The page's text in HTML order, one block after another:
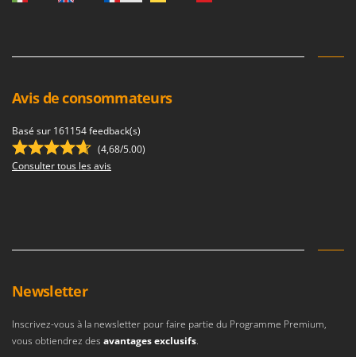
Avis de consommateurs
Basé sur 161154 feedback(s)
(4,68/5.00)
Consulter tous les avis
Newsletter
Inscrivez-vous à la newsletter pour faire partie du Programme Premium,
vous obtiendrez des avantages exclusifs.